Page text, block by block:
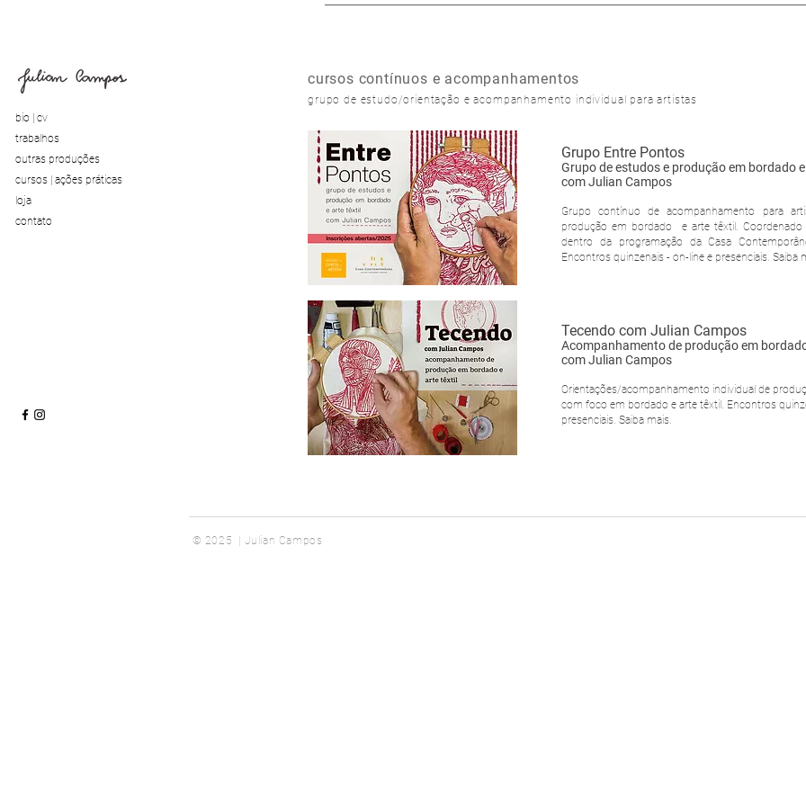
bio | cv
trabalhos
outras produções
cursos | ações práticas
loja
contato
cursos contínuos e acompanhamentos
grupo de estudo/orientação e acompanhamento individual para artistas
Grupo Entre Pontos
Grupo de estudos e produção em bordado
com Julian Campos
Grupo contínuo de acompanhamento para
produção em bordado e arte têxtil.
dentro da programação da Casa
Encontros quinzenais - on-line e presenciais. Saiba
Tecendo com Julian Campos
Acompanhamento de produção em
com Julian Campos
Orientações/acompanhamento individual de
com foco em bordado e arte têxtil. Encontros
presenciais. Saiba mais.
© 2025 | Julian Campos